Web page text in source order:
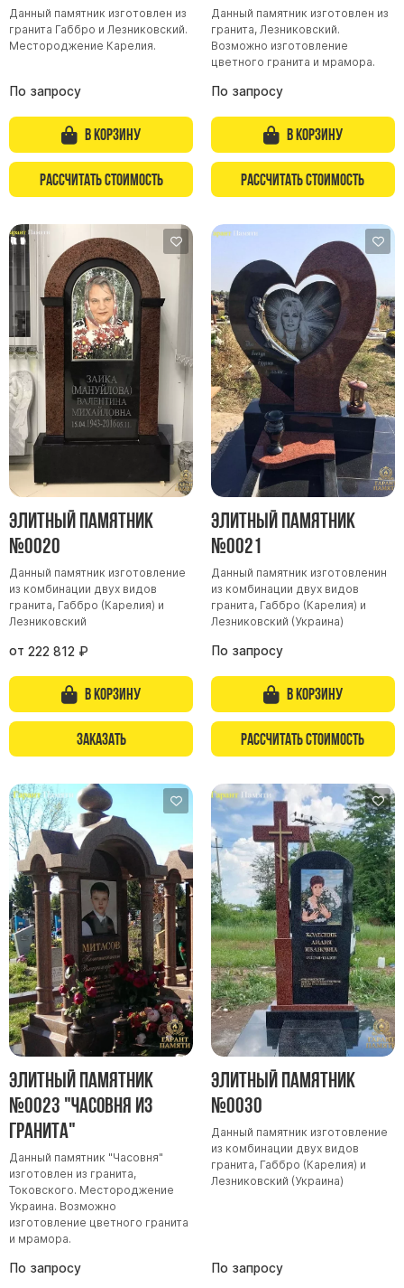
Данный памятник изготовлен из
гранита Габбро и Лезниковский.
Местороджение Карелия.
По запросу
В корзину
Рассчитать стоимость
Данный памятник изготовлен из
гранита, Лезниковский.
Возможно изготовление
цветного гранита и мрамора.
По запросу
В корзину
Рассчитать стоимость
Элитный памятник
№0020
Данный памятник изготовление
из комбинации двух видов
гранита, Габбро (Карелия) и
Лезниковский
от 222 812 ₽
В корзину
Заказать
Элитный памятник
№0021
Данный памятник изготовленин
из комбинации двух видов
гранита, Габбро (Карелия) и
Лезниковский (Украина)
По запросу
В корзину
Рассчитать стоимость
Элитный памятник
№0023 "Часовня из
гранита"
Данный памятник "Часовня"
изготовлен из гранита,
Токовского. Местороджение
Украина. Возможно
изготовление цветного гранита
и мрамора.
По запросу
Элитный памятник
№0030
Данный памятник изготовление
из комбинации двух видов
гранита, Габбро (Карелия) и
Лезниковский (Украина)
По запросу